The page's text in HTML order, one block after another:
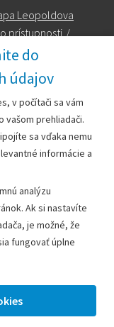
do
údajov
v počítači sa vám
vašom prehliadači.
sa vďaka nemu
informácie a
analýzu
Ak si nastavíte
je možné, že
fungovať úplne
Leopoldova
prístupnosti /